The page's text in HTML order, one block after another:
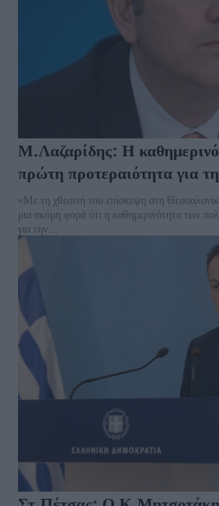
Μ.Λαζαρίδης: Η
πρώτη προτεραιότητα για
«Με τη χθεσινή του επίσκεψη στη
μια ακόμη φορά ότι η καθημερινότητα των
για την...